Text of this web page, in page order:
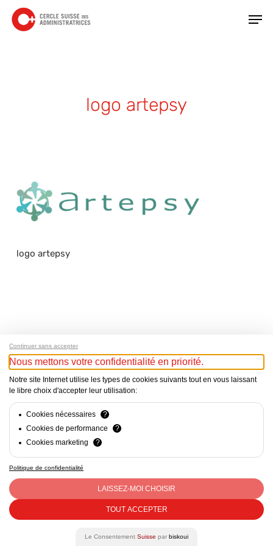
main
logo artepsy
logo artepsy
Mentions Légales - Responsable du site web : Cercle Suisse
des Administratrices c/o CVCI, Avenue d’Ouchy 47, Lausanne
- CHE-290.363.452 - contact@csda.ch
Continuer sans accepter
Nous mettons votre confidentialité en priorité.
Notre site Internet utilise les types de cookies suivants tout en vous laissant
le libre choix d'accepter leur utilisation:
Cookies nécessaires
?
Cookies de performance
?
Cookies marketing
?
Politique de confidentialité
LAISSEZ-MOI CHOISIR
TOUT ACCEPTER
Le Consentement Suisse par biskoui